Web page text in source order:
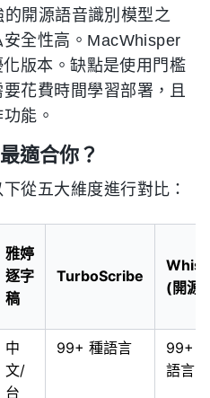
開源語音識別模型之
全性高。MacWhisper
版本。缺點是使用門檻
花費時間學習部署，且
能。
適合你？
從五大維度進行對比：
雅婷
逐字
稿
TurboScribe
(開源)
中
文/
台
99+ 種語言
99+
語言